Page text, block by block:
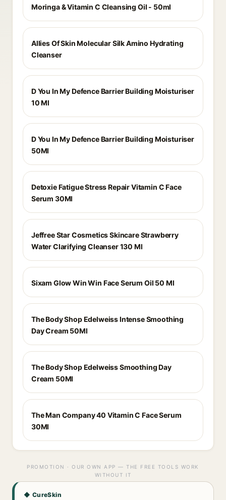
Moringa & Vitamin C Cleansing Oil - 50ml
Allies Of Skin Molecular Silk Amino Hydrating
Cleanser
D You In My Defence Barrier Building Moisturiser
10 Ml
D You In My Defence Barrier Building Moisturiser
50Ml
Detoxie Fatigue Stress Repair Vitamin C Face
Serum 30Ml
Jeffree Star Cosmetics Skincare Strawberry
Water Clarifying Cleanser 130 Ml
Sixam Glow Win Win Face Serum Oil 50 Ml
The Body Shop Edelweiss Intense Smoothing
Day Cream 50Ml
The Body Shop Edelweiss Smoothing Day
Cream 50Ml
The Man Company 40 Vitamin C Face Serum
30Ml
PROMOTION · OUR OWN APP — THE FREE TOOLS WORK
WITHOUT IT
◆ CureSkin